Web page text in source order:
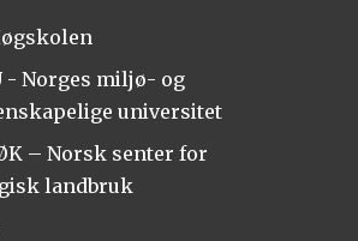
- Norges miljø- og
universitet
– Norsk senter for
landbruk